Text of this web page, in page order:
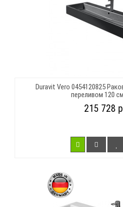
Duravit Vero 0454120825
переливом 120
215 728